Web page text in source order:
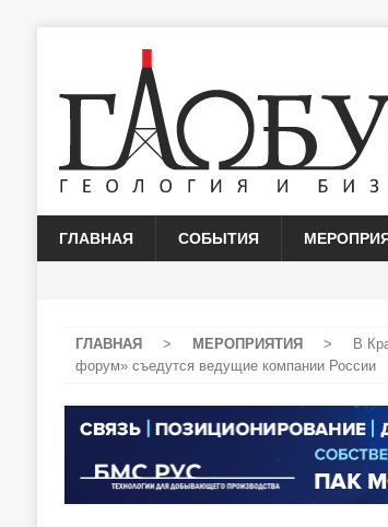
ГЛАВНАЯ СОБЫТИЯ
ГЛАВНАЯ > МЕРОПРИЯТИЯ >
В
форум» съедутся ведущие компании России